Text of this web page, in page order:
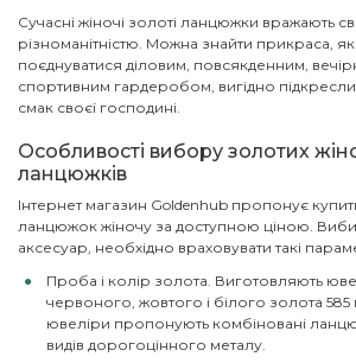
Сучасні жіночі золоті ланцюжки вражають
різноманітністю. Можна знайти прикраса,
поєднуватися діловим, повсякденним,
спортивним гардеробом, вигідно
смак своєї господині.
Особливості вибору золотих
ланцюжків
Інтернет магазин Goldenhub пропонує
ланцюжок жіночу за доступною ціною.
аксесуар, необхідно враховувати такі
Проба і колір золота. Виготовляють
червоного, жовтого і білого золота
ювеліри пропонують комбіновані
видів дорогоцінного металу.